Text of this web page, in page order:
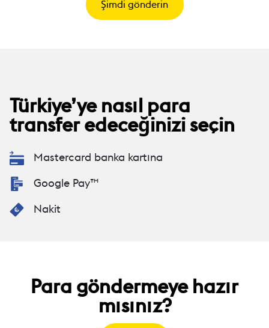
Şimdi gönderin
Türkiye’ye nasıl para
transfer edeceğinizi seçin
Mastercard banka kartına
Google Pay™
Nakit
Para göndermeye hazır
mısınız?